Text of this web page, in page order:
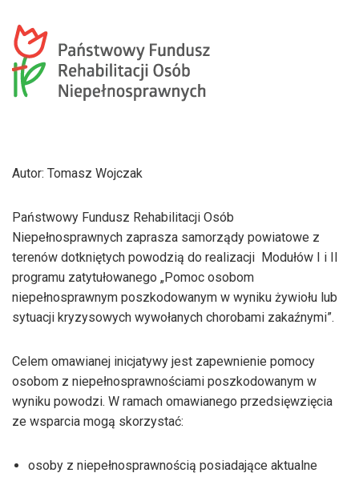
Autor: Tomasz Wojczak
Państwowy Fundusz Rehabilitacji Osób
Niepełnosprawnych zaprasza samorządy powiatowe z
terenów dotkniętych powodzią do realizacji Modułów I i II
programu zatytułowanego „Pomoc osobom
niepełnosprawnym poszkodowanym w wyniku żywiołu lub
sytuacji kryzysowych wywołanych chorobami zakaźnymi”.
Celem omawianej inicjatywy jest zapewnienie pomocy
osobom z niepełnosprawnościami poszkodowanym w
wyniku powodzi. W ramach omawianego przedsięwzięcia
ze wsparcia mogą skorzystać:
osoby z niepełnosprawnością posiadające aktualne